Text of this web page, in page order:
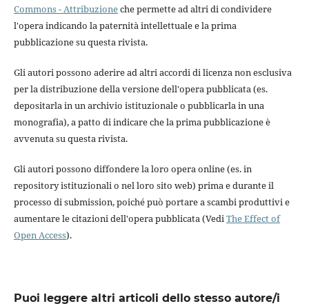
Commons - Attribuzioneche permette ad altri di condividere
l'opera indicando la paternità intellettuale e la prima
pubblicazione su questa rivista.
Gli autori possono aderire ad altri accordi di licenza non esclusiva
per la distribuzione della versione dell'opera pubblicata (es.
depositarla in un archivio istituzionale o pubblicarla in una
monografia), a patto di indicare che la prima pubblicazione è
avvenuta su questa rivista.
Gli autori possono diffondere la loro opera online (es. in
repository istituzionali o nel loro sito web) prima e durante il
processo di submission, poiché può portare a scambi produttivi e
aumentare le citazioni dell'opera pubblicata (VediThe Effect of
Open Access).
Puoi leggere altri articoli dello stesso autore/i